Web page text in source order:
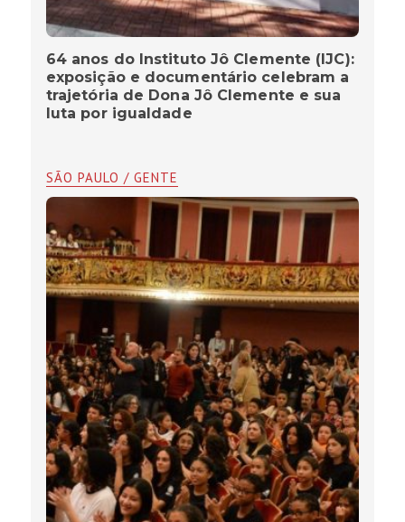
64 anos do Instituto Jô Clemente (IJC):
exposição e documentário celebram a
trajetória de Dona Jô Clemente e sua
luta por igualdade
SÃO PAULO / GENTE